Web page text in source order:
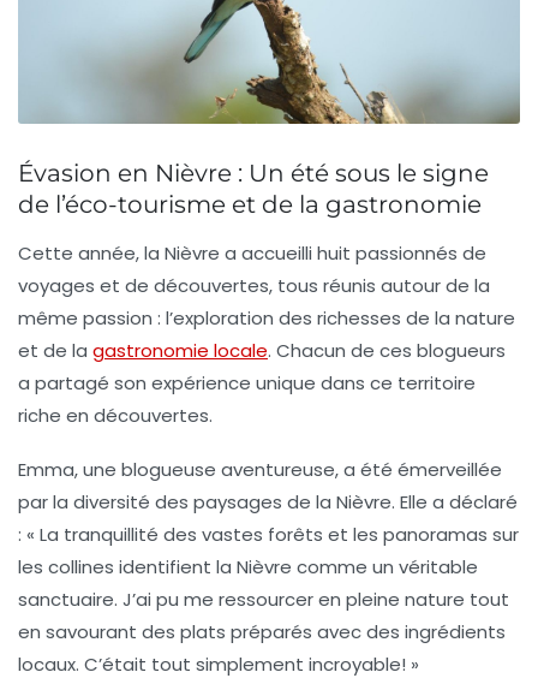
Évasion en Nièvre : Un été sous le signe
de l’éco-tourisme et de la gastronomie
Cette année, la Nièvre a accueilli huit passionnés de
voyages et de découvertes, tous réunis autour de la
même passion : l’exploration des richesses de la nature
et de la gastronomie locale. Chacun de ces blogueurs
a partagé son expérience unique dans ce territoire
riche en découvertes.
Emma, une blogueuse aventureuse, a été émerveillée
par la diversité des paysages de la Nièvre. Elle a déclaré
: « La tranquillité des vastes forêts et les panoramas sur
les collines identifient la Nièvre comme un véritable
sanctuaire. J’ai pu me ressourcer en pleine nature tout
en savourant des plats préparés avec des ingrédients
locaux. C’était tout simplement incroyable! »